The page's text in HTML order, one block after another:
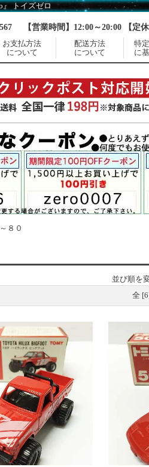
』 トイズゼロ
【営業時間】12:00～20:00 【定
お支払方法
について
配送方法
について
特
に
８０
並び順を
全 [6